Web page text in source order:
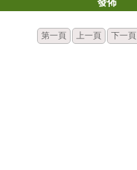
第一頁 上一頁 下一頁